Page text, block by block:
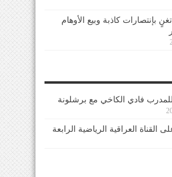
بإنتصارات كاذبة وبيع الأوهام
فادي الكاخي مع برشلونة
القناة العراقية الرياضية الرابعة